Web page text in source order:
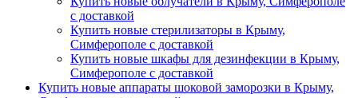
с доставкой
Купить новые стерилизаторы в Крыму,
Симферополе с доставкой
Купить новые шкафы для дезинфекции в Крыму,
Симферополе с доставкой
Купить новые аппараты шоковой заморозки в Крыму,